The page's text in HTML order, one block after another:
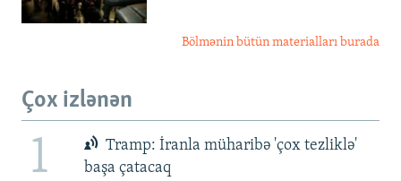
Bölmənin bütün materialları burada
Çox izlənən
1
Tramp: İranla müharibə 'çox tezliklə'
başa çatacaq